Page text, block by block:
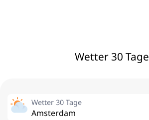
Wetter 30 Tage
Wetter 30 Tage
Amsterdam